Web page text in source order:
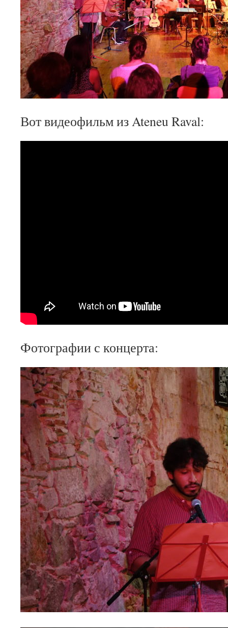
Вот видеофильм из Ateneu Raval:
Фотографии с концерта: